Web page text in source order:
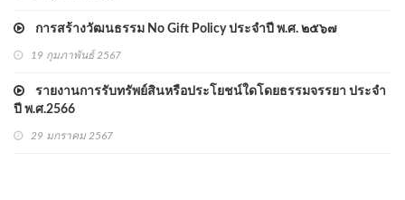
การสร้างวัฒนธรรม No Gift Policy ประจำปี พ.ศ. ๒๕๖๗
19 กุมภาพันธ์ 2567
รายงานการรับทรัพย์สินหรือประโยชน์ใดโดยธรรมจรรยา ประจำ
ปี พ.ศ.2566
29 มกราคม 2567